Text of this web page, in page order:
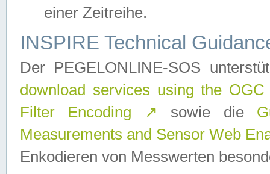
einer Zeitreihe.
INSPIRE Technical
Der PEGELONLINE-SOS
download services using the
Filter Encoding
↗ sowie die
Measurements and Sensor Web
Enkodieren von Messwerten